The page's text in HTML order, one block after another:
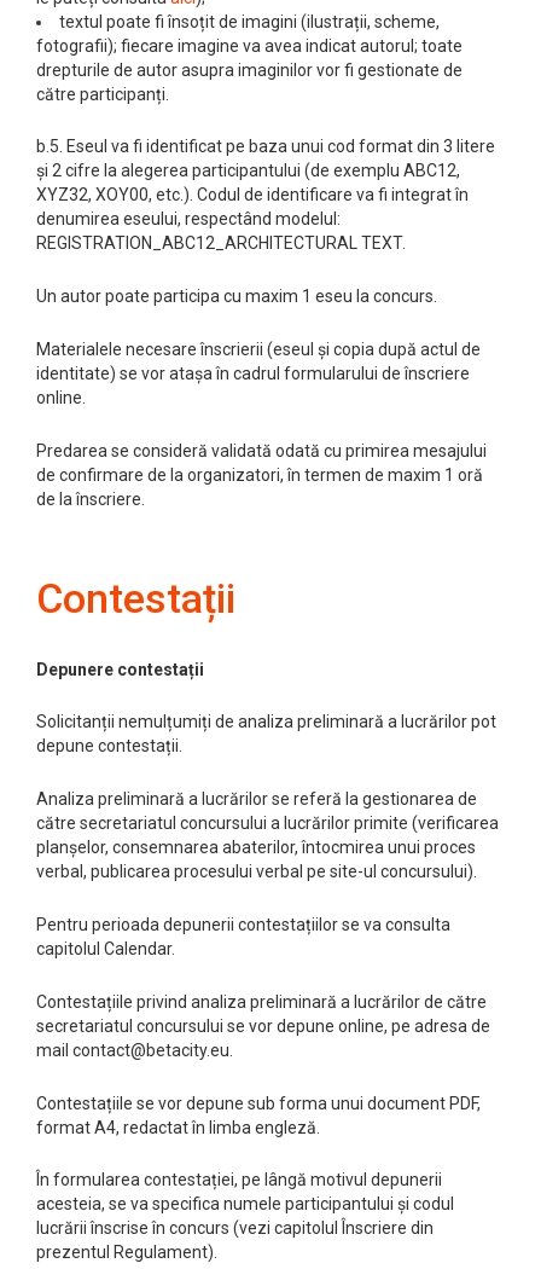
textul poate fi însoțit de imagini (ilustrații, scheme,
fotografii); fiecare imagine va avea indicat autorul; toate
drepturile de autor asupra imaginilor vor fi gestionate de
către participanți.
b.5. Eseul va fi identificat pe baza unui cod format din 3 litere
și 2 cifre la alegerea participantului (de exemplu ABC12,
XYZ32, XOY00, etc.). Codul de identificare va fi integrat în
denumirea eseului, respectând modelul:
REGISTRATION_ABC12_ARCHITECTURAL TEXT.
Un autor poate participa cu maxim 1 eseu la concurs.
Materialele necesare înscrierii (eseul și copia după actul de
identitate) se vor atașa în cadrul formularului de înscriere
online.
Predarea se consideră validată odată cu primirea mesajului
de confirmare de la organizatori, în termen de maxim 1 oră
de la înscriere.
Contestații
Depunere contestații
Solicitanții nemulțumiți de analiza preliminară a lucrărilor pot
depune contestații.
Analiza preliminară a lucrărilor se referă la gestionarea de
către secretariatul concursului a lucrărilor primite (verificarea
planșelor, consemnarea abaterilor, întocmirea unui proces
verbal, publicarea procesului verbal pe site-ul concursului).
Pentru perioada depunerii contestațiilor se va consulta
capitolul Calendar.
Contestațiile privind analiza preliminară a lucrărilor de către
secretariatul concursului se vor depune online, pe adresa de
mail contact@betacity.eu.
Contestațiile se vor depune sub forma unui document PDF,
format A4, redactat în limba engleză.
În formularea contestației, pe lângă motivul depunerii
acesteia, se va specifica numele participantului și codul
lucrării înscrise în concurs (vezi capitolul Înscriere din
prezentul Regulament).